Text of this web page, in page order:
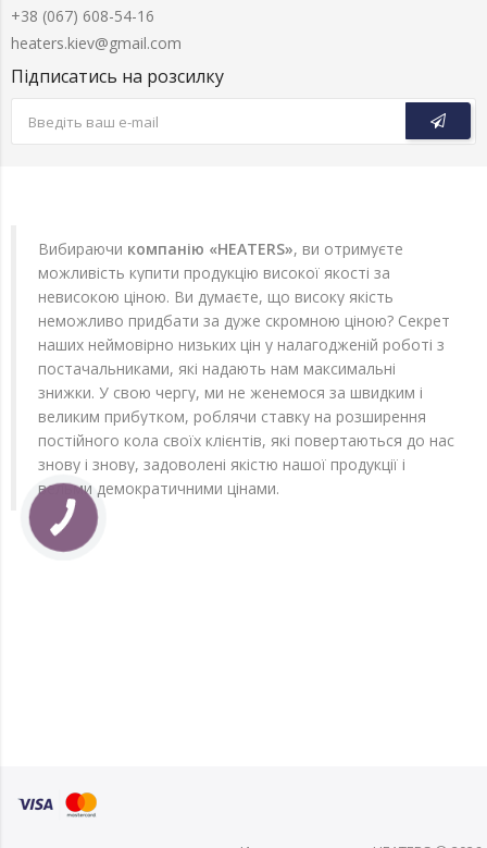
+38 (067) 608-54-16
heaters.kiev@gmail.com
Підписатись на розсилку
Вибираючи компанію «HEATERS», ви отримуєте
можливість купити продукцію високої якості за
невисокою ціною. Ви думаєте, що високу якість
неможливо придбати за дуже скромною ціною? Секрет
наших неймовірно низьких цін у налагодженій роботі з
постачальниками, які надають нам максимальні
знижки. У свою чергу, ми не женемося за швидким і
великим прибутком, роблячи ставку на розширення
постійного кола своїх клієнтів, які повертаються до нас
знову і знову, задоволені якістю нашої продукції і
вельми демократичними цінами.
КНОПКА
ЗВ'ЯЗКУ